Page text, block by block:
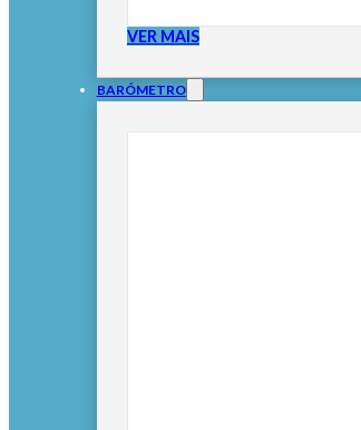
VER MAIS
BARÓMETRO